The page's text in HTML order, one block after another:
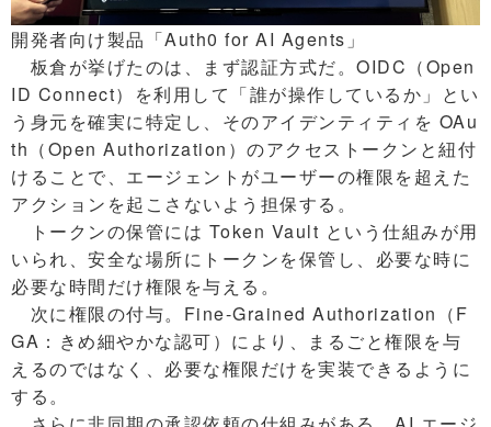
開発者向け製品「Auth0 for AI Agents」
板倉が挙げたのは、まず認証方式だ。OIDC（Open
ID Connect）を利用して「誰が操作しているか」とい
う身元を確実に特定し、そのアイデンティティを OAu
th（Open Authorization）のアクセストークンと紐付
けることで、エージェントがユーザーの権限を超えた
アクションを起こさないよう担保する。
トークンの保管には Token Vault という仕組みが用
いられ、安全な場所にトークンを保管し、必要な時に
必要な時間だけ権限を与える。
次に権限の付与。Fine-Grained Authorization（F
GA：きめ細やかな認可）により、まるごと権限を与
えるのではなく、必要な権限だけを実装できるように
する。